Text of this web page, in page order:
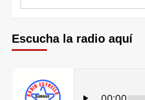
Escucha la radio aquí